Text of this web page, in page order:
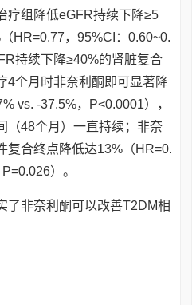
疗组降低eGFR持续下降≥5
HR=0.77，95%CI：0.60~0.
持续下降≥40%的肾脏复合
4个月时非奈利酮即可显著降
vs. -37.5%，P<0.0001），
（48个月）一直持续；非奈
复合终点降低达13%（HR=0.
）。
了非奈利酮可以改善T2DM相